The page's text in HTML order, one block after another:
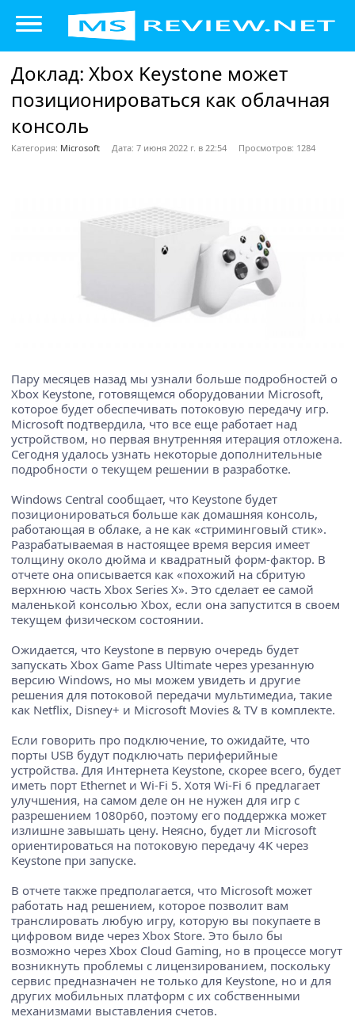
Доклад: Xbox Keystone может
позиционироваться как облачная
консоль
Категория: Microsoft Дата: 7 июня 2022 г. в 22:54 Просмотров: 1284
Пару месяцев назад мы узнали больше подробностей о
Xbox Keystone, готовящемся оборудовании Microsoft,
которое будет обеспечивать потоковую передачу игр.
Microsoft подтвердила, что все еще работает над
устройством, но первая внутренняя итерация отложена.
Сегодня удалось узнать некоторые дополнительные
подробности о текущем решении в разработке.
Windows Central сообщает, что Keystone будет
позиционироваться больше как домашняя консоль,
работающая в облаке, а не как «стриминговый стик».
Разрабатываемая в настоящее время версия имеет
толщину около дюйма и квадратный форм-фактор. В
отчете она описывается как «похожий на сбритую
верхнюю часть Xbox Series X». Это сделает ее самой
маленькой консолью Xbox, если она запустится в своем
текущем физическом состоянии.
Ожидается, что Keystone в первую очередь будет
запускать Xbox Game Pass Ultimate через урезанную
версию Windows, но мы можем увидеть и другие
решения для потоковой передачи мультимедиа, такие
как Netflix, Disney+ и Microsoft Movies & TV в комплекте.
Если говорить про подключение, то ожидайте, что
порты USB будут подключать периферийные
устройства. Для Интернета Keystone, скорее всего, будет
иметь порт Ethernet и Wi-Fi 5. Хотя Wi-Fi 6 предлагает
улучшения, на самом деле он не нужен для игр с
разрешением 1080p60, поэтому его поддержка может
излишне завышать цену. Неясно, будет ли Microsoft
ориентироваться на потоковую передачу 4K через
Keystone при запуске.
В отчете также предполагается, что Microsoft может
работать над решением, которое позволит вам
транслировать любую игру, которую вы покупаете в
цифровом виде через Xbox Store. Это было бы
возможно через Xbox Cloud Gaming, но в процессе могут
возникнуть проблемы с лицензированием, поскольку
сервис предназначен не только для Keystone, но и для
других мобильных платформ с их собственными
механизмами выставления счетов.